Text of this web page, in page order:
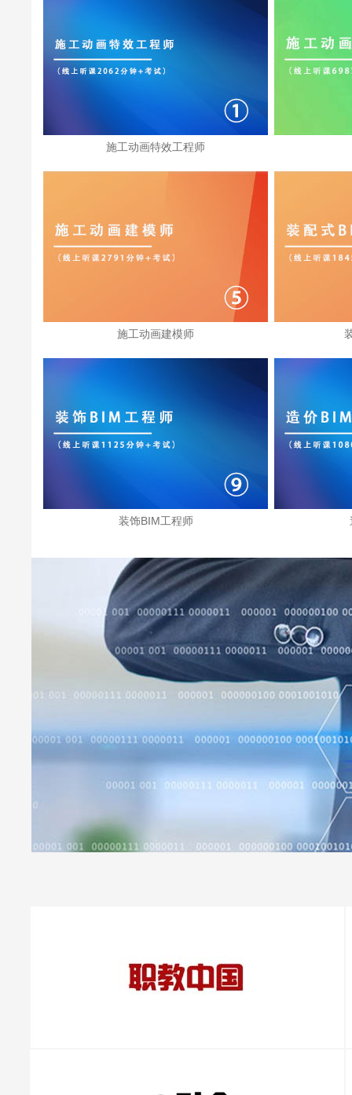
施工动画特效工程师
施工动画建模师
装饰BIM工程师